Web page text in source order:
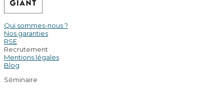
Qui sommes-nous ?
Nos garanties
RSE
Recrutement
Mentions légales
Blog
Séminaire